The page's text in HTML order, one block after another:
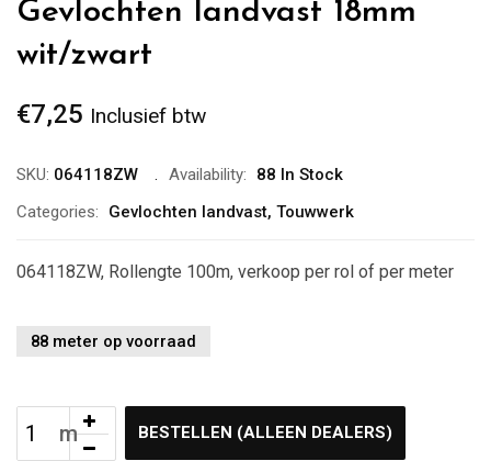
Gevlochten landvast 18mm
wit/zwart
€7,25 Inclusief btw
SKU: 064118ZW Availability:
88 In Stock
Categories:
Gevlochten landvast, Touwwerk
064118ZW, Rollengte 100m, verkoop per rol of per meter
88 meter op voorraad
BESTELLEN (ALLEEN DEALERS)